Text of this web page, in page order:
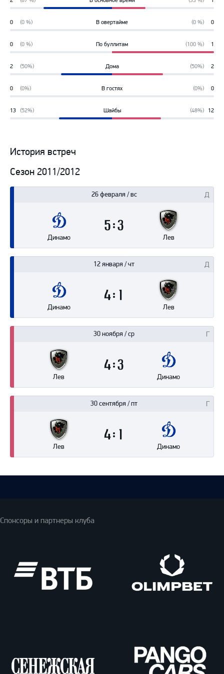
0
(0 %) В овертайме (0 %)
0
0
(0 %) По буллитам (100 %)
1
2
(50%) Дома (50%)
2
0
(0%) В гостях (0%)
0
13 (52%) Шайбы (48%)
12
История встреч
Сезон 2011/2012
26 февраля / вс
Динамо
5
Лев
3
12 января / чт
Динамо
4
Лев
30 ноября / ср
Лев
4
Динамо
3
30 сентября / пт
Лев
4
Динамо
Спонсоры и партнеры клуба